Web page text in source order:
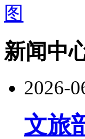
新闻中
2026-
文旅